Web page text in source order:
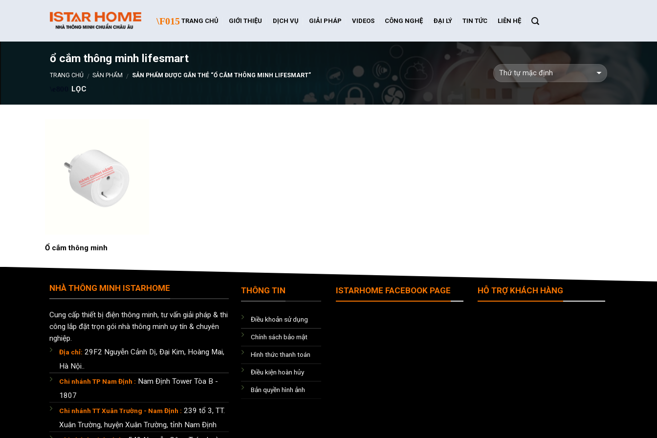
TRANG CHỦ GIỚI THIỆU DỊCH VỤ GIẢI PHÁP VIDEOS CÔNG NGHỆ ĐẠI LÝ TIN TỨC LIÊN HỆ
ổ cắm thông minh lifesmart
TRANG CHỦ / SẢN PHẨM / SẢN PHẨM ĐƯỢC GẮN THẺ “Ổ CẮM THÔNG MINH LIFESMART”
LỌC
Ổ cắm thông minh
NHÀ THÔNG MINH ISTARHOME
Cung cấp thiết bị điện thông minh, tư vấn giải pháp & thi
công lắp đặt trọn gói nhà thông minh uy tín & chuyên
nghiệp.
Địa chỉ: 29F2 Nguyễn Cảnh Dị, Đại Kim, Hoàng Mai,
Hà Nội..
Chi nhánh TP Nam Định : Nam Định Tower Tòa B -
1807
Chi nhánh TT Xuân Trường - Nam Định : 239 tổ 3, TT.
Xuân Trường, huyện Xuân Trường, tỉnh Nam Định
THÔNG TIN
Điều khoản sử dụng
Chính sách bảo mật
Hình thức thanh toán
Điều kiện hoàn hủy
Bản quyền hình ảnh
ISTARHOME FACEBOOK PAGE HỖ TRỢ KHÁCH HÀNG